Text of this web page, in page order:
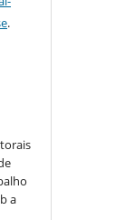
.
a